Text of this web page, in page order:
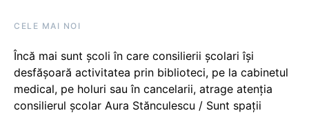
CELE MAI NOI
Încă mai sunt școli în care consilierii școlari își
desfășoară activitatea prin biblioteci, pe la cabinetul
medical, pe holuri sau în cancelarii, atrage atenția
consilierul școlar Aura Stănculescu / Sunt spații